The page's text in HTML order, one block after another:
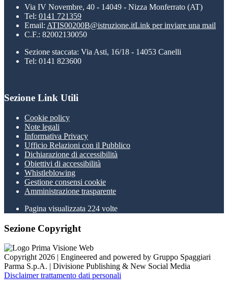
Via IV Novembre, 40 - 14049 - Nizza Monferrato (AT)
Tel: 0141 721359
Email: ATIS00200B@istruzione.itLink per inviare una mail
C.F.: 82002130050
Sezione staccata: Via Asti, 16/18 - 14053 Canelli
Tel: 0141 823600
Sezione Link Utili
Cookie policy
Note legali
Informativa Privacy
Ufficio Relazioni con il Pubblico
Dichiarazione di accessibilità
Obiettivi di accessibilità
Whistleblowing
Gestione consensi cookie
Amministrazione trasparente
Pagina visualizzata 224 volte
Sezione Copyright
Copyright 2026 | Engineered and powered by Gruppo Spaggiari
Parma S.p.A. | Divisione Publishing & New Social Media
Disclaimer trattamento dati personali